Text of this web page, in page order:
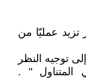
عمليّا من
توجيه النظر
" .